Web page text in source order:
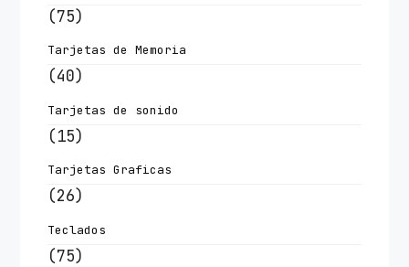
(75)
Tarjetas de Memoria
(40)
Tarjetas de sonido
(15)
Tarjetas Graficas
(26)
Teclados
(75)